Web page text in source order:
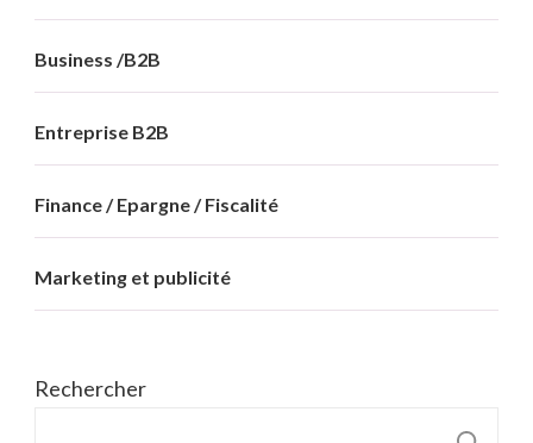
Business /B2B
Entreprise B2B
Finance / Epargne / Fiscalité
Marketing et publicité
Rechercher